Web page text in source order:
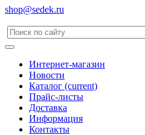
shop@sedek.ru
Интернет-магазин
Новости
Каталог (current)
Прайс-листы
Доставка
Информация
Контакты